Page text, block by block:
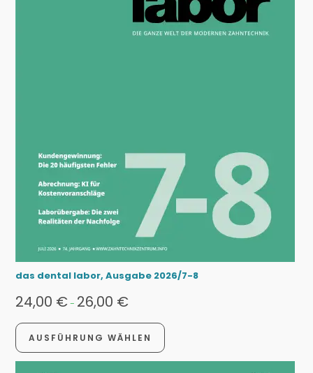
das dental labor, Ausgabe 2026/7-8
24,00 €- 26,00 €
AUSFÜHRUNG WÄHLEN